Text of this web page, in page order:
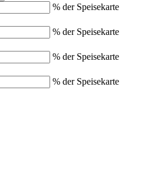
% der Speisekarte
% der Speisekarte
% der Speisekarte
% der Speisekarte